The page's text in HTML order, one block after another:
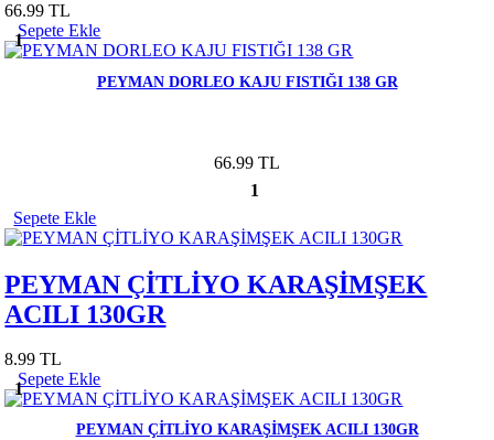
66.99 TL
1
Sepete Ekle
PEYMAN DORLEO KAJU FISTIĞI 138 GR
66.99 TL
1
Sepete Ekle
PEYMAN ÇİTLİYO KARAŞİMŞEK
ACILI 130GR
8.99 TL
1
Sepete Ekle
PEYMAN ÇİTLİYO KARAŞİMŞEK ACILI 130GR